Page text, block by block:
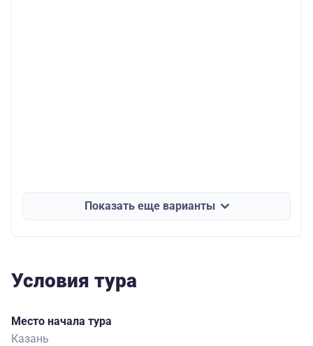
Показать еще варианты
Условия тура
Место начала тура
Казань